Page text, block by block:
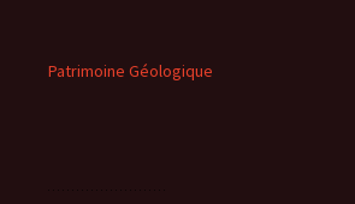
Patrimoine Géologique